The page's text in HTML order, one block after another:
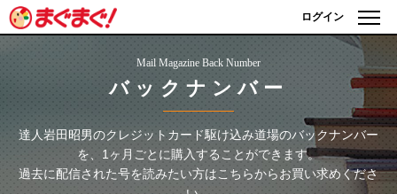
ログイン
Mail Magazine Back Number
バックナンバー
達人岩田昭男のクレジットカード駆け込み道場のバックナンバー
を、1ヶ月ごとに購入することができます。
過去に配信された号を読みたい方はこちらからお買い求めくださ